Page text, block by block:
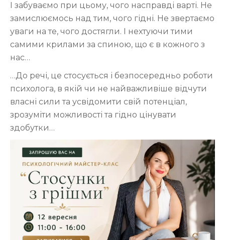
І забуваємо при цьому, чого насправді варті. Не
замислюємось над тим, чого гідні. Не звертаємо
уваги на те, чого достягли. І нехтуючи тими
самими крилами за спиною, що є в кожного з
нас…
…До речі, це стосується і безпосередньо роботи
психолога, в якій чи не найважливіше відчути
власні сили та усвідомити свій потенціал,
зрозуміти можливості та гідно цінувати
здобутки…